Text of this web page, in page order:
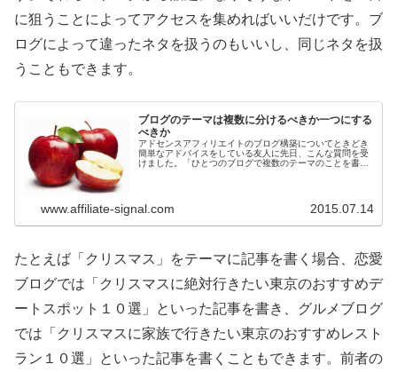
に狙うことによってアクセスを集めればいいだけです。ブ
ログによって違ったネタを扱うのもいいし、同じネタを扱
うこともできます。
ブログのテーマは複数に分けるべきか一つにする
べきか
アドセンスアフィリエイトのブログ構築についてときどき
簡単なアドバイスをしている友人に先日、こんな質問を受
けました。「ひとつのブログで複数のテーマのことを書い
www.affiliate-signal.com 2015.07.14
たとえば「クリスマス」をテーマに記事を書く場合、恋愛
ブログでは「クリスマスに絶対行きたい東京のおすすめデ
ートスポット１０選」といった記事を書き、グルメブログ
では「クリスマスに家族で行きたい東京のおすすめレスト
ラン１０選」といった記事を書くこともできます。前者の